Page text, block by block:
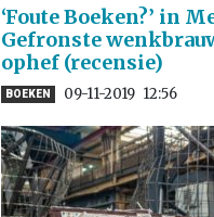
‘Foute Boeken?’ in
Gefronste
ophef (recensie)
BOEKEN 09-11-2019 12:56